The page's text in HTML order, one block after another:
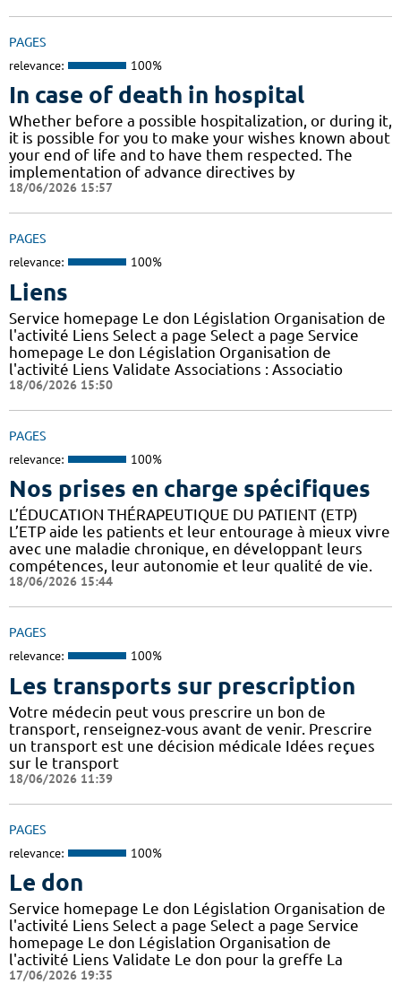
PAGES
relevance: 100%
In case of death in hospital
Whether before a possible hospitalization, or during it,
it is possible for you to make your wishes known about
your end of life and to have them respected. The
implementation of advance directives by
18/06/2026 15:57
PAGES
relevance: 100%
Liens
Service homepage Le don Législation Organisation de
l'activité Liens Select a page Select a page Service
homepage Le don Législation Organisation de
l'activité Liens Validate Associations : Associatio
18/06/2026 15:50
PAGES
relevance: 100%
Nos prises en charge spécifiques
L’ÉDUCATION THÉRAPEUTIQUE DU PATIENT (ETP)
L’ETP aide les patients et leur entourage à mieux vivre
avec une maladie chronique, en développant leurs
compétences, leur autonomie et leur qualité de vie.
18/06/2026 15:44
PAGES
relevance: 100%
Les transports sur prescription
Votre médecin peut vous prescrire un bon de
transport, renseignez-vous avant de venir. Prescrire
un transport est une décision médicale Idées reçues
sur le transport
18/06/2026 11:39
PAGES
relevance: 100%
Le don
Service homepage Le don Législation Organisation de
l'activité Liens Select a page Select a page Service
homepage Le don Législation Organisation de
l'activité Liens Validate Le don pour la greffe La
17/06/2026 19:35